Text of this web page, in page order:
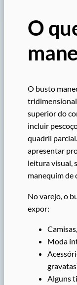
O
O busto
tridimensional
superior do
incluir
quadril
apresentar
leitura visual,
manequim de
No varejo, o
expor:
Moda
Alguns